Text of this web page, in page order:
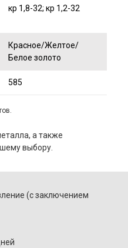
кр 1,8-32; кр 1,2-32
Красное/Желтое/
Белое золото
585
а также
выбору.
(с заключением